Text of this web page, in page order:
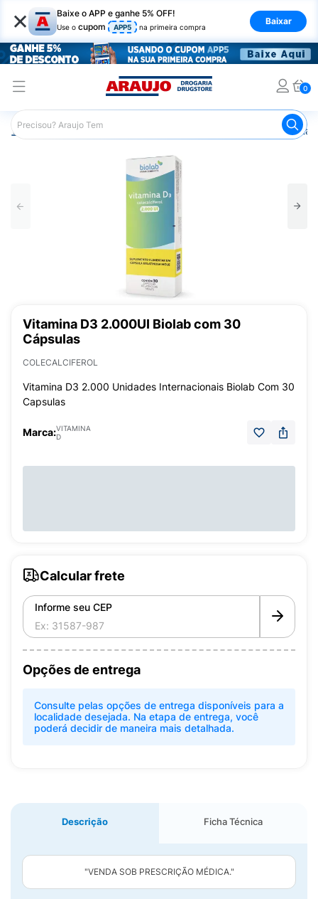
× Baixe o APP e ganhe 5% OFF!
Use o cupom APP5 na primeira compra
Baixar
0
Araujo Saúde e Bem Estar
Vitamina D3 2.000UI Biolab com 30
Cápsulas
COLECALCIFEROL
Vitamina D3 2.000 Unidades Internacionais Biolab Com 30
Capsulas
Marca:VITAMINA
D
Calcular frete
Informe seu CEP
Opções de entrega
Consulte pelas opções de entrega disponíveis para a
localidade desejada. Na etapa de entrega, você
poderá decidir de maneira mais detalhada.
Descrição Ficha Técnica
"VENDA SOB PRESCRIÇÃO MÉDICA."